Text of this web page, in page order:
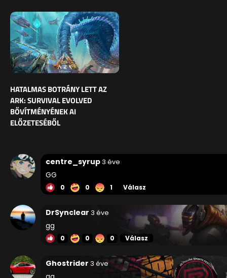
HATALMAS BOTRÁNY LETT AZ
ARK: SURVIVAL EVOLVED
BŐVÍTMÉNYÉNEK AI
ELŐZETESÉBŐL
centre_syrup3 éve
GG
0 0 1 Válasz
DrSynclear 3 éve
gg
0 0 0 Válasz
Ghostrider 3 éve